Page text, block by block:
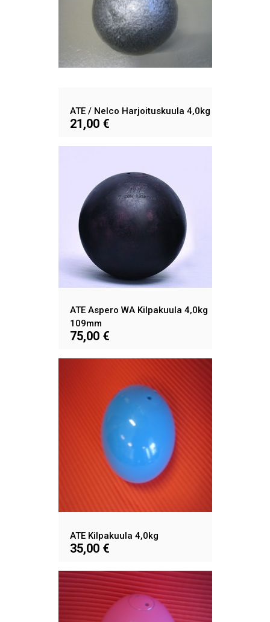
ATE / Nelco Harjoituskuula 4,0kg
21,00 €
ATE Aspero WA Kilpakuula 4,0kg
109mm
75,00 €
ATE Kilpakuula 4,0kg
35,00 €